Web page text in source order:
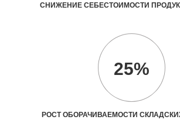
СНИЖЕНИЕ СЕБЕСТОИМОСТИ
25%
РОСТ ОБОРАЧИВАЕМОСТИ